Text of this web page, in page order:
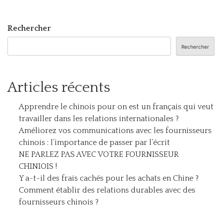
Rechercher
Rechercher
Articles récents
Apprendre le chinois pour on est un français qui veut
travailler dans les relations internationales ?
Améliorez vos communications avec les fournisseurs
chinois : l’importance de passer par l’écrit
NE PARLEZ PAS AVEC VOTRE FOURNISSEUR
CHINIOIS !
Y a-t-il des frais cachés pour les achats en Chine ?
Comment établir des relations durables avec des
fournisseurs chinois ?